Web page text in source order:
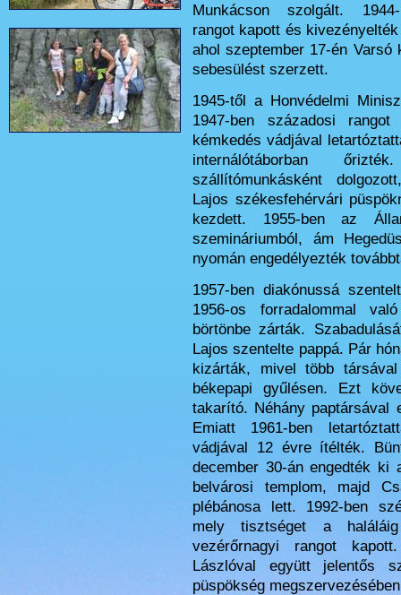
Munkácson szolgált.
rangot kapott és
ahol szeptember 17-én Varsó
sebesülést szerzett.
1945-től a Honvédelmi
1947-ben századosi
kémkedés vádjával
internálótáborban
szállítómunkásként
Lajos székesfehérvári
kezdett. 1955-ben az
szemináriumból, ám
nyomán engedélyezték
1957-ben diakónussá
1956-os forradalommal
börtönbe zárták.
Lajos szentelte pappá. Pár
kizárták, mivel több
békepapi gyűlésen. Ezt
takarító. Néhány paptársával
Emiatt 1961-ben
vádjával 12 évre ítélték.
december 30-án engedték ki
belvárosi templom, majd
plébánosa lett. 1992-ben
mely tisztséget a
vezérőrnagyi rangot
Lászlóval együtt jelentős
püspökség